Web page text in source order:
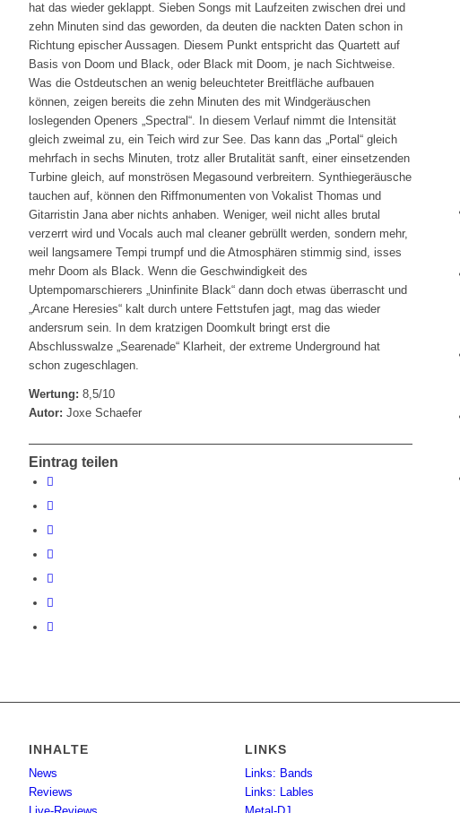
hat das wieder geklappt. Sieben Songs mit Laufzeiten zwischen drei und
zehn Minuten sind das geworden, da deuten die nackten Daten schon in
Richtung epischer Aussagen. Diesem Punkt entspricht das Quartett auf
Basis von Doom und Black, oder Black mit Doom, je nach Sichtweise.
Was die Ostdeutschen an wenig beleuchteter Breitfläche aufbauen
können, zeigen bereits die zehn Minuten des mit Windgeräuschen
loslegenden Openers „Spectral“. In diesem Verlauf nimmt die Intensität
gleich zweimal zu, ein Teich wird zur See. Das kann das „Portal“ gleich
mehrfach in sechs Minuten, trotz aller Brutalität sanft, einer einsetzenden
Turbine gleich, auf monströsen Megasound verbreitern. Synthiegeräusche
tauchen auf, können den Riffmonumenten von Vokalist Thomas und
Gitarristin Jana aber nichts anhaben. Weniger, weil nicht alles brutal
verzerrt wird und Vocals auch mal cleaner gebrüllt werden, sondern mehr,
weil langsamere Tempi trumpf und die Atmosphären stimmig sind, isses
mehr Doom als Black. Wenn die Geschwindigkeit des
Uptempomarschierers „Uninfinite Black“ dann doch etwas überrascht und
„Arcane Heresies“ kalt durch untere Fettstufen jagt, mag das wieder
andersrum sein. In dem kratzigen Doomkult bringt erst die
Abschlusswalze „Searenade“ Klarheit, der extreme Underground hat
schon zugeschlagen.
Wertung: 8,5/10
Autor: Joxe Schaefer
Eintrag teilen
INHALTE
News
Reviews
LINKS
Links: Bands
Links: Lables